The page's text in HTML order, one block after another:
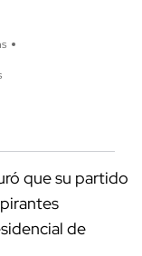
que su partido
de